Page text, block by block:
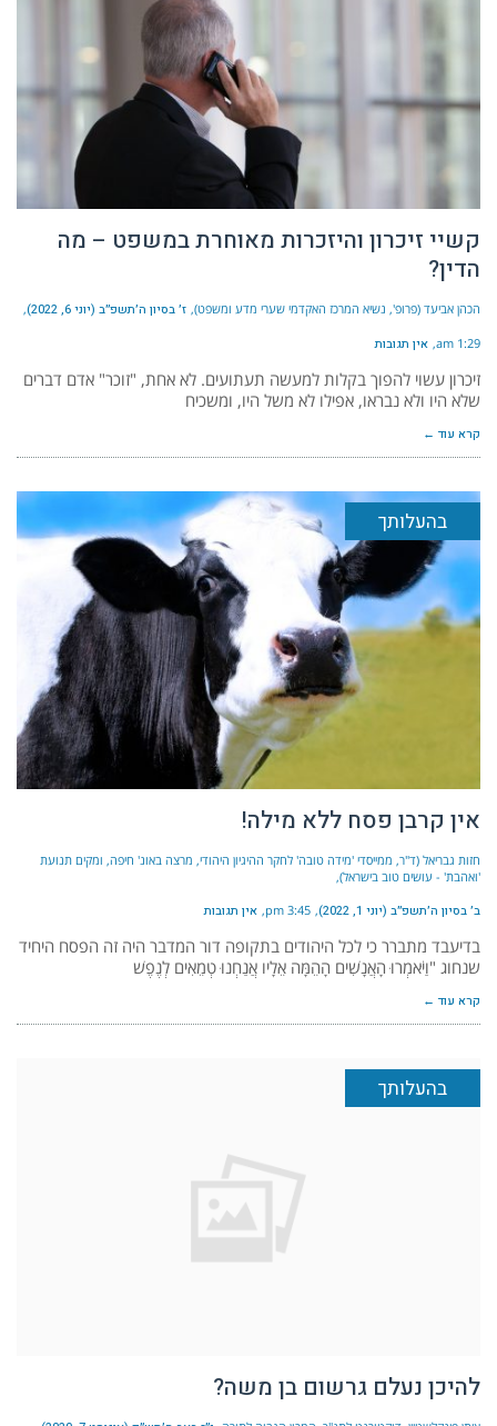
קשיי זיכרון והיזכרות מאוחרת במשפט – מה
הדין?
הכהן אביעד (פרופ', נשיא המרכז האקדמי שערי מדע ומשפט) ז׳ בסיון ה׳תשפ״ב (יוני 6, 2022)
1:29 am אין תגובות
זיכרון עשוי להפוך בקלות למעשה תעתועים. לא אחת, "זוכר" אדם דברים
שלא היו ולא נבראו, אפילו לא משל היו, ומשכיח
קרא עוד ←
בהעלותך
אין קרבן פסח ללא מילה!
חזות גבריאל (ד"ר, ממייסדי 'מידה טובה' לחקר ההיגיון היהודי, מרצה באונ' חיפה, ומקים תנועת
'ואהבת' - עושים טוב בישראל)
ב׳ בסיון ה׳תשפ״ב (יוני 1, 2022) 3:45 pm אין תגובות
בדיעבד מתברר כי לכל היהודים בתקופה דור המדבר היה זה הפסח היחיד
שנחוג "וַיֹּאמְרוּ הָאֲנָשִׁים הָהֵמָּה אֵלָיו אֲנַחְנוּ טְמֵאִים לְנֶפֶשׁ
קרא עוד ←
בהעלותך
להיכן נעלם גרשום בן משה?